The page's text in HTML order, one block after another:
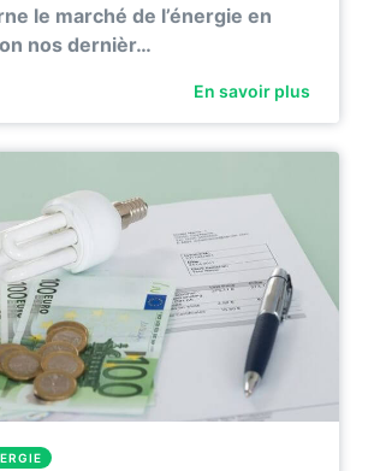
le marché de l’énergie en
nos dernièr…
En savoir plus